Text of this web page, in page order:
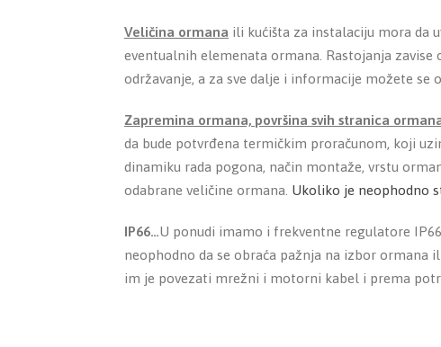
Veličina ormana ili kućišta za instalaciju mora da
eventualnih elemenata ormana. Rastojanja
održavanje, a za sve dalje i informacije možete se
Zapremina ormana, površina svih stranica
da bude potvrđena termičkim proračunom, koji
dinamiku rada pogona, način montaže, vrstu
odabrane veličine ormana. Ukoliko je neophodno
IP66…U ponudi imamo i frekventne regulatore
neophodno da se obraća pažnja na izbor
im je povezati mrežni i motorni kabel i prema